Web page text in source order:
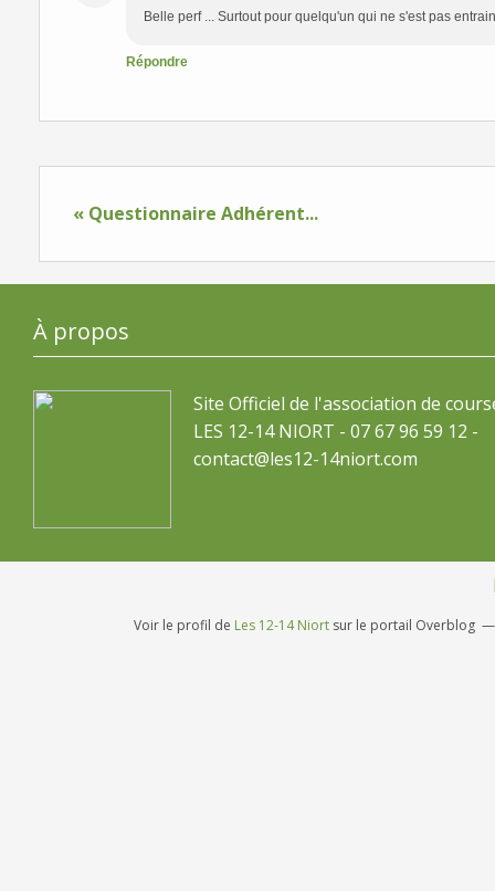
Belle perf ... Surtout pour quelqu'un qui ne s'est pas
Répondre
« Questionnaire Adhérent...
À propos
Site Officiel de l'association de
LES 12-14 NIORT - 07 67 96 59 12 -
contact@les12-14niort.com
Voir le profil de Les 12-14 Niort sur le portail Overblog